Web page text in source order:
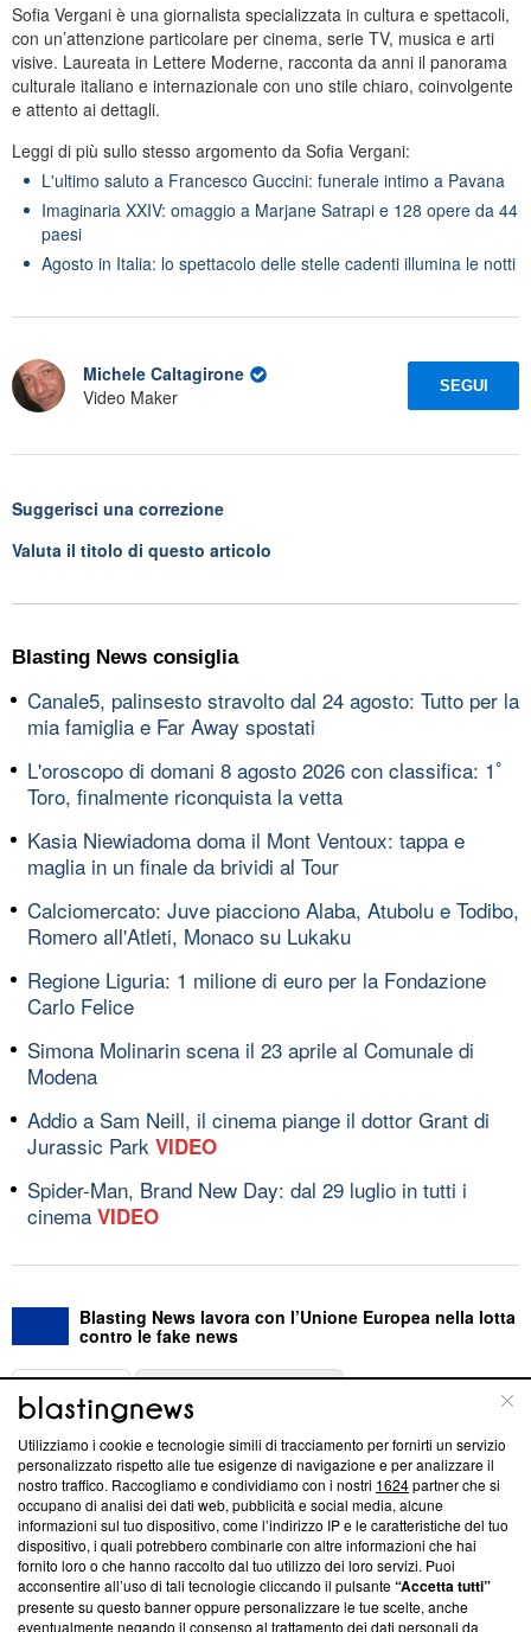
Sofia Vergani è una giornalista specializzata in cultura e spettacoli,
con un’attenzione particolare per cinema, serie TV, musica e arti
visive. Laureata in Lettere Moderne, racconta da anni il panorama
culturale italiano e internazionale con uno stile chiaro, coinvolgente
e attento ai dettagli.
Leggi di più sullo stesso argomento da Sofia Vergani:
L'ultimo saluto a Francesco Guccini: funerale intimo a Pavana
Imaginaria XXIV: omaggio a Marjane Satrapi e 128 opere da 44
paesi
Agosto in Italia: lo spettacolo delle stelle cadenti illumina le notti
Michele Caltagirone
Video Maker
SEGUI
Suggerisci una correzione
Valuta il titolo di questo articolo
Blasting News consiglia
Canale5, palinsesto stravolto dal 24 agosto: Tutto per la
mia famiglia e Far Away spostati
L'oroscopo di domani 8 agosto 2026 con classifica: 1ﾟ
Toro, finalmente riconquista la vetta
Kasia Niewiadoma doma il Mont Ventoux: tappa e
maglia in un finale da brividi al Tour
Calciomercato: Juve piacciono Alaba, Atubolu e Todibo,
Romero all'Atleti, Monaco su Lukaku
Regione Liguria: 1 milione di euro per la Fondazione
Carlo Felice
Simona Molinarin scena il 23 aprile al Comunale di
Modena
Addio a Sam Neill, il cinema piange il dottor Grant di
Jurassic Park VIDEO
Spider-Man, Brand New Day: dal 29 luglio in tutti i
cinema VIDEO
Blasting News lavora con l’Unione Europea nella lotta
contro le fake news
ABOUT
Questa sezione offre informazioni trasparenti su Blasting
News, sui nostri processi editoriali e su come ci impegniamo a
creare news di qualità. Inoltre, afferma la nostra aderenza a
‘Trust Project - News with Integrity’Blasting News non è
ancora membro del programma, ma ha richiesto di farne
parte; Trust Project non ha ancora effettuato una verifica di
conformità agli standard.
Utilizziamo i cookie e tecnologie simili di tracciamento per fornirti un servizio
personalizzato rispetto alle tue esigenze di navigazione e per analizzare il
nostro traffico. Raccogliamo e condividiamo con i nostri 1624partner che si
occupano di analisi dei dati web, pubblicità e social media, alcune
informazioni sul tuo dispositivo, come l’indirizzo IP e le caratteristiche del tuo
dispositivo, i quali potrebbero combinarle con altre informazioni che hai
fornito loro o che hanno raccolto dal tuo utilizzo dei loro servizi. Puoi
acconsentire all’uso di tali tecnologie cliccando il pulsante“Accetta tutti”
presente su questo banner oppure personalizzare le tue scelte, anche
eventualmente negando il consenso al trattamento dei dati personali da